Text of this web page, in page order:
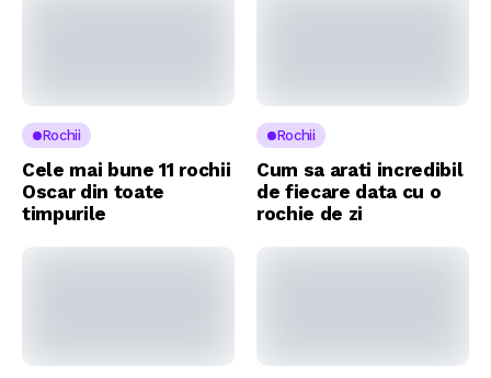
Rochii
Cele mai bune 11 rochii
Oscar din toate
timpurile
Rochii
Cum sa arati incredibil
de fiecare data cu o
rochie de zi